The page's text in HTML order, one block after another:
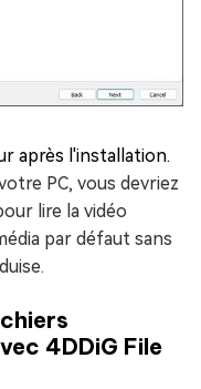
après l'installation.
PC, vous devriez
lire la vidéo
par défaut sans
4DDiG File